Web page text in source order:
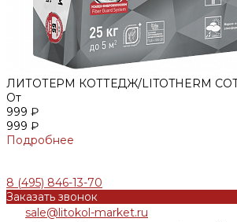
ЛИТОТЕРМ КОТТЕДЖ/LITOTHERM
От
999 ₽
999 ₽
Подробнее
8 (495) 846-13-70
Заказать звонок
sale@litokol-market.ru